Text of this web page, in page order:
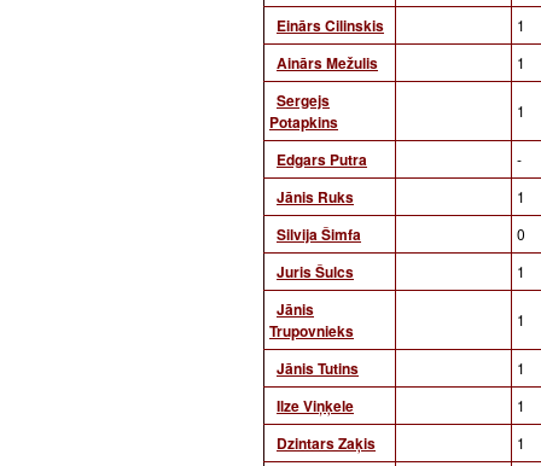
Einārs Cilinskis 1
Ainārs Mežulis 1
Sergejs
Potapkins
1
Edgars Putra -
Jānis Ruks 1
Silvija Šimfa 0
Juris Šulcs 1
Jānis
Trupovnieks
1
Jānis Tutins 1
Ilze Viņķele 1
Dzintars Zaķis 1